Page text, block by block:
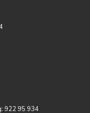
922 95 934